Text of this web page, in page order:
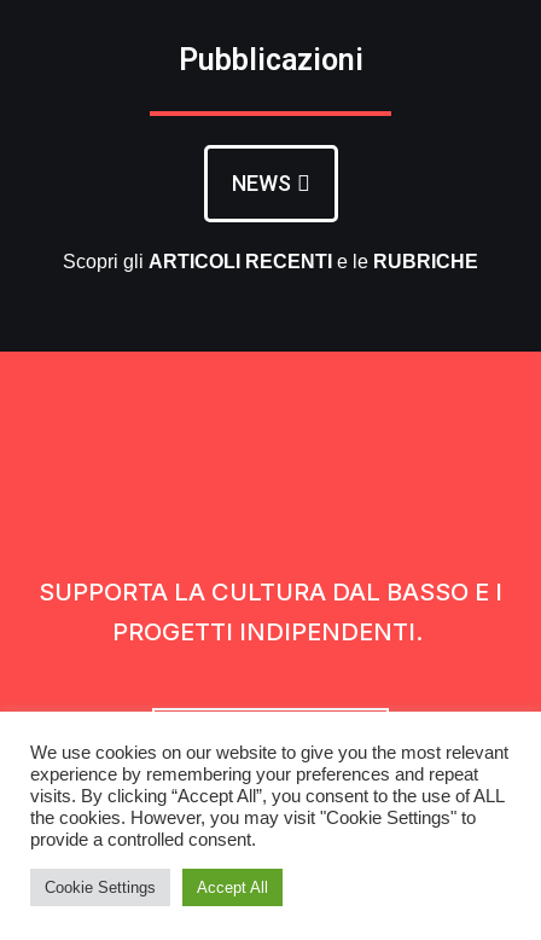
Pubblicazioni
NEWS
Scopri gli ARTICOLI RECENTI e le RUBRICHE
SUPPORTA LA CULTURA DAL BASSO E I
PROGETTI INDIPENDENTI.
We use cookies on our website to give you the most relevant
experience by remembering your preferences and repeat
visits. By clicking “Accept All”, you consent to the use of ALL
the cookies. However, you may visit "Cookie Settings" to
provide a controlled consent.
Cookie Settings Accept All